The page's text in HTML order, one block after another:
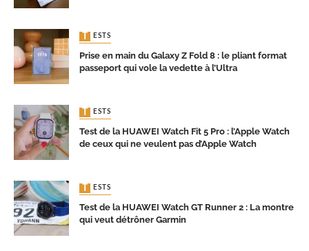
TESTS
Prise en main du Galaxy Z Fold 8 : le pliant format
passeport qui vole la vedette à l’Ultra
TESTS
Test de la HUAWEI Watch Fit 5 Pro : l’Apple Watch
de ceux qui ne veulent pas d’Apple Watch
TESTS
Test de la HUAWEI Watch GT Runner 2 : La montre
qui veut détrôner Garmin